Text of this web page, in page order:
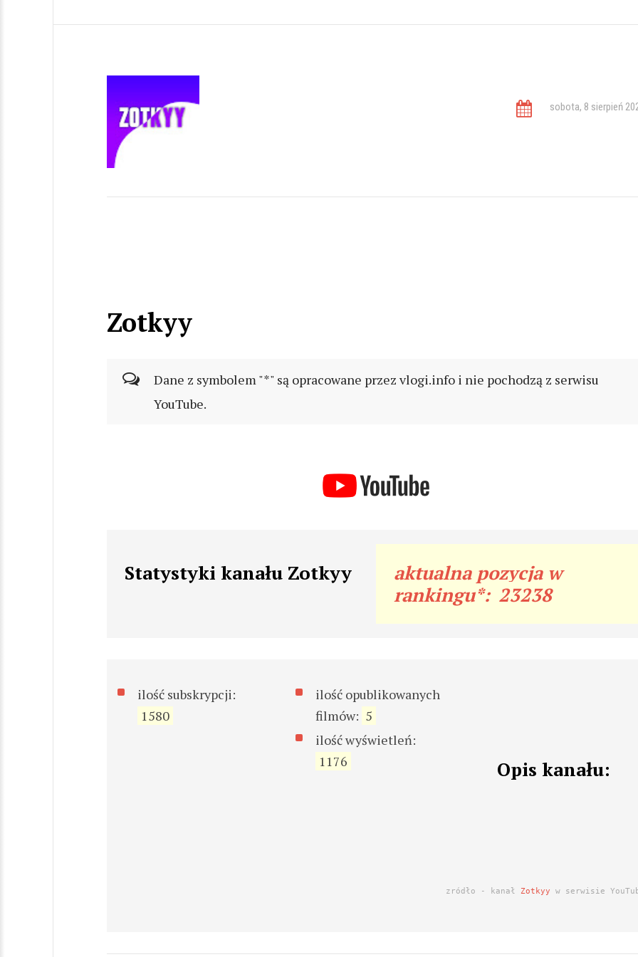
sobota, 8 sierpień
Zotkyy
Dane z symbolem "*" są opracowane przez vlogi.info i nie pochodzą z serwisu
YouTube.
Statystyki kanału Zotkyy
aktualna pozycja w
rankingu*: 23238
ilość subskrypcji:
1580
ilość opublikowanych
filmów: 5
ilość wyświetleń:
1176
Opis kanału:
zródło - kanałZotkyy w serwisie